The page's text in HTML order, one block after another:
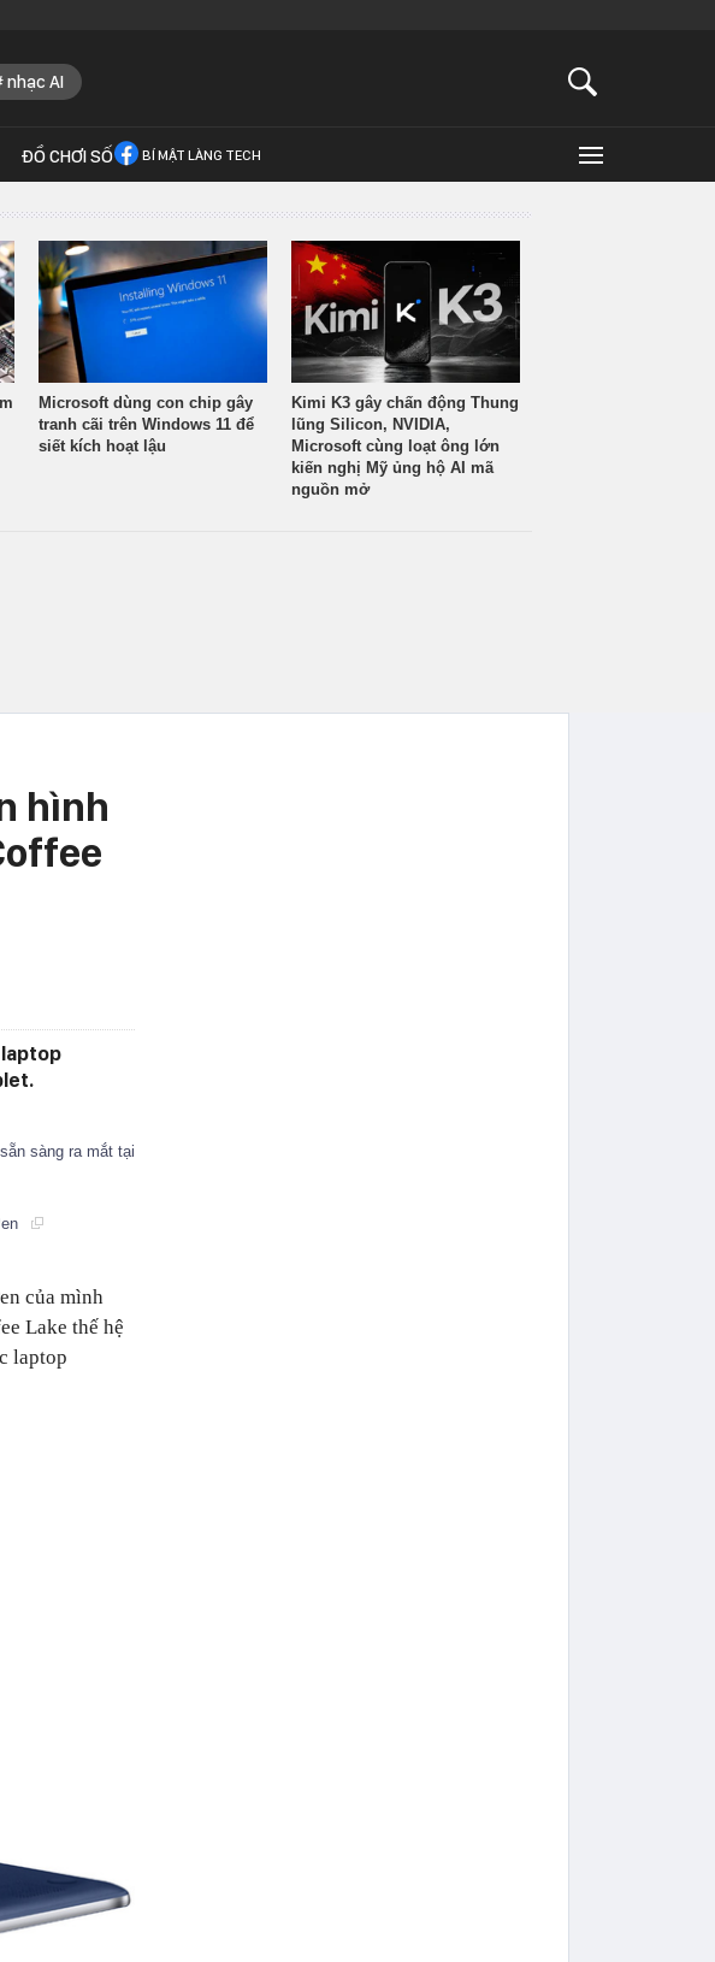
nhạc AI
ĐỒ CHƠI SỐ BÍ MẬT LÀNG TECH
Microsoft dùng con chip gây
tranh cãi trên Windows 11 để
siết kích hoạt lậu
Kimi K3 gây chấn động Thung
lũng Silicon, NVIDIA,
Microsoft cùng loạt ông lớn
kiến nghị Mỹ ủng hộ AI mã
nguồn mở
hình
laptop
sàng ra mắt tại
của mình
Lake thế hệ
laptop